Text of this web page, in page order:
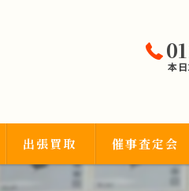
本
出張買取 催事査定会